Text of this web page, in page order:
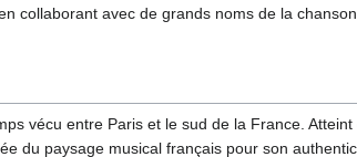
collaborant avec de grands noms de la
vécu entre Paris et le sud de la France.
du paysage musical français pour son